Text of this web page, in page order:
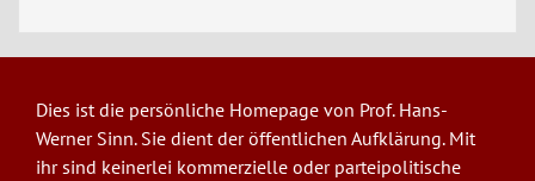
Dies ist die persönliche Homepage von Prof. Hans-
Werner Sinn. Sie dient der öffentlichen Aufklärung. Mit
ihr sind keinerlei kommerzielle oder parteipolitische